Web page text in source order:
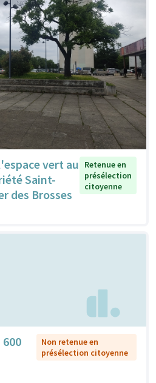
vert au
Saint-
des Brosses
Retenue en
présélection
citoyenne
Non retenue en
présélection citoyenne